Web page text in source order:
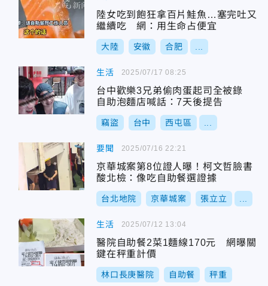
陸女吃到飽狂拿百片鮭魚…塞完吐又
繼續吃 網：用生命占便宜
大陸 安徽 合肥
生活
台中歡樂3兄弟偷肉蛋起司全被錄
自助泡麵店喊話：7天後提告
竊盜 台中 西屯區
2025/07/17 08:25
要聞
京華城案第8位證人曝！柯文哲臉書
酸北檢：像吃自助餐選證據
台北地院 京華城案 張立立
2025/07/16 22:21
生活
醫院自助餐2菜1麵線170元 網曝關
鍵在秤重計價
林口長庚醫院 自助餐 秤重
2025/07/12 13:04